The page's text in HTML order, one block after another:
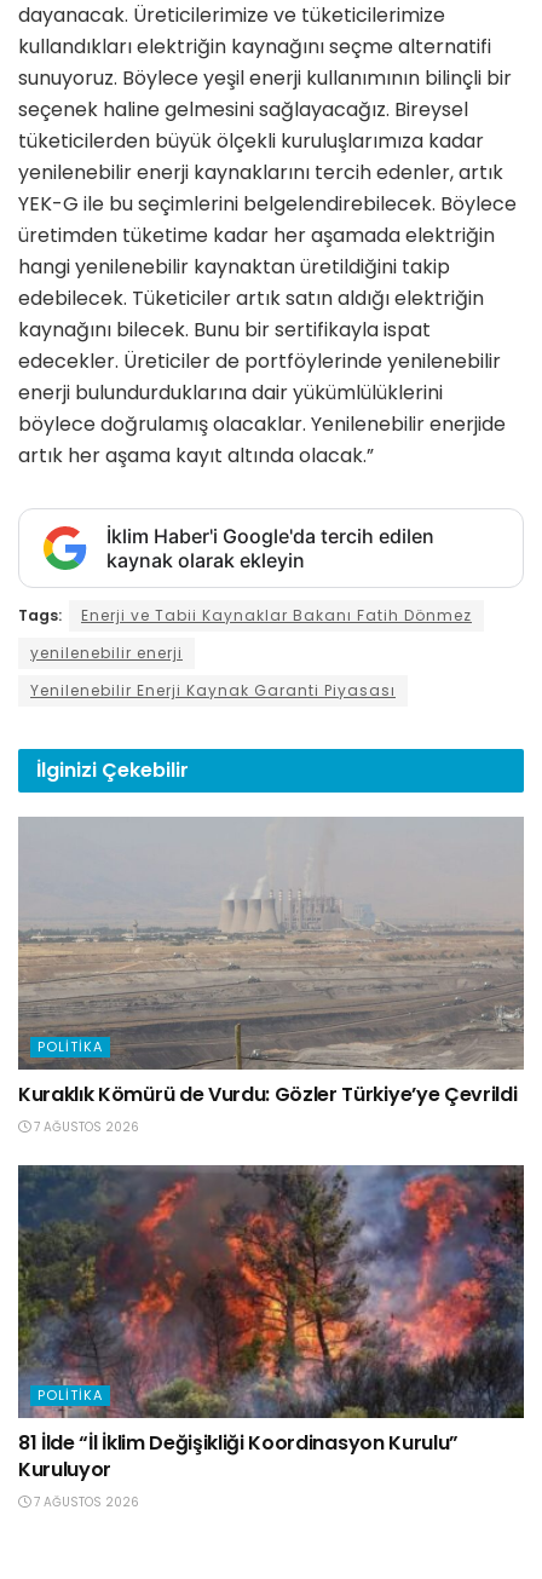
dayanacak. Üreticilerimize ve tüketicilerimize
kullandıkları elektriğin kaynağını seçme alternatifi
sunuyoruz. Böylece yeşil enerji kullanımının bilinçli bir
seçenek haline gelmesini sağlayacağız. Bireysel
tüketicilerden büyük ölçekli kuruluşlarımıza kadar
yenilenebilir enerji kaynaklarını tercih edenler, artık
YEK-G ile bu seçimlerini belgelendirebilecek. Böylece
üretimden tüketime kadar her aşamada elektriğin
hangi yenilenebilir kaynaktan üretildiğini takip
edebilecek. Tüketiciler artık satın aldığı elektriğin
kaynağını bilecek. Bunu bir sertifikayla ispat
edecekler. Üreticiler de portföylerinde yenilenebilir
enerji bulundurduklarına dair yükümlülüklerini
böylece doğrulamış olacaklar. Yenilenebilir enerjide
artık her aşama kayıt altında olacak.”
İklim Haber'i Google'da tercih edilen
kaynak olarak ekleyin
Tags:
Enerji ve Tabii Kaynaklar Bakanı Fatih Dönmez
yenilenebilir enerji
Yenilenebilir Enerji Kaynak Garanti Piyasası
İlginizi Çekebilir
POLITIKA
Kuraklık Kömürü de Vurdu: Gözler Türkiye’ye Çevrildi
7 AĞUSTOS 2026
POLITIKA
81 İlde “İl İklim Değişikliği Koordinasyon Kurulu”
Kuruluyor
7 AĞUSTOS 2026